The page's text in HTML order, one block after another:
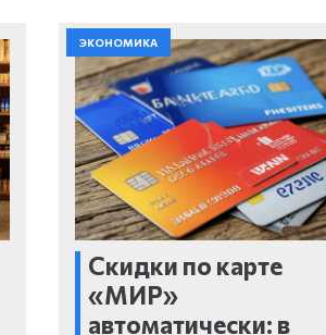
ЭКОНОМИКА
Скидки по карте
«МИР»
автоматически: в